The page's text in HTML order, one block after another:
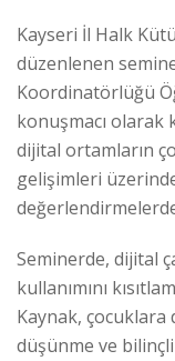
Kayseri İl Halk
düzenlenen
Koordinatörlüğü
konuşmacı olarak
dijital ortamların
gelişimleri
Seminerde, dijital
kullanımını
Kaynak,
düşünme ve